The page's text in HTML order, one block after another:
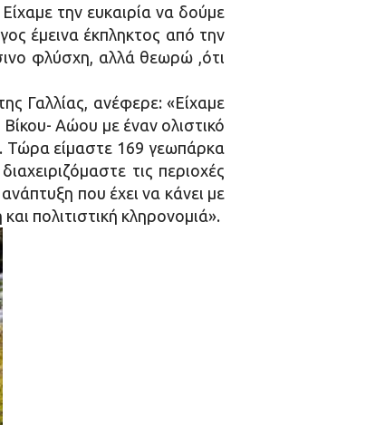
την ευκαιρία να δούμε
έμεινα έκπληκτος από την
φλύσχη, αλλά θεωρώ ,ότι
Γαλλίας, ανέφερε: «Είχαμε
Αώου με έναν ολιστικό
Τώρα είμαστε 169 γεωπάρκα
τις περιοχές
που έχει να κάνει με
πολιτιστική κληρονομιά».